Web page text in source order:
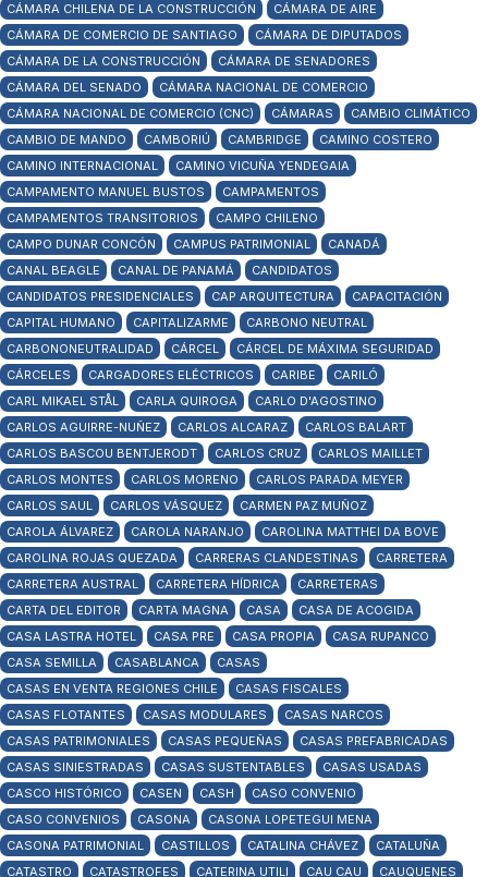
CÁMARA CHILENA DE LA CONSTRUCCIÓN
CÁMARA DE AIRE
CÁMARA DE COMERCIO DE SANTIAGO
CÁMARA DE DIPUTADOS
CÁMARA DE LA CONSTRUCCIÓN
CÁMARA DE SENADORES
CÁMARA DEL SENADO
CÁMARA NACIONAL DE COMERCIO
CÁMARA NACIONAL DE COMERCIO (CNC)
CÁMARAS
CAMBIO CLIMÁTICO
CAMBIO DE MANDO
CAMBORIÚ CAMBRIDGE
CAMINO COSTERO
CAMINO INTERNACIONAL
CAMINO VICUÑA YENDEGAIA
CAMPAMENTO MANUEL BUSTOS
CAMPAMENTOS
CAMPAMENTOS TRANSITORIOS
CAMPO CHILENO
CAMPO DUNAR CONCÓN
CAMPUS PATRIMONIAL
CANADÁ
CANAL BEAGLE
CANAL DE PANAMÁ
CANDIDATOS
CANDIDATOS PRESIDENCIALES
CAP ARQUITECTURA
CAPACITACIÓN
CAPITAL HUMANO
CAPITALIZARME
CARBONO NEUTRAL
CARBONONEUTRALIDAD
CÁRCEL
CÁRCEL DE MÁXIMA SEGURIDAD
CÁRCELES
CARGADORES ELÉCTRICOS CARIBE
CARILÓ
CARL MIKAEL STÅL
CARLA QUIROGA
CARLO D'AGOSTINO
CARLOS AGUIRRE-NUÑEZ
CARLOS ALCARAZ
CARLOS BALART
CARLOS BASCOU BENTJERODT
CARLOS CRUZ
CARLOS MAILLET
CARLOS MONTES
CARLOS MORENO
CARLOS PARADA MEYER
CARLOS SAUL
CARLOS VÁSQUEZ
CARMEN PAZ MUÑOZ
CAROLA ÁLVAREZ
CAROLA NARANJO
CAROLINA MATTHEI DA BOVE
CAROLINA ROJAS QUEZADA
CARRERAS CLANDESTINAS
CARRETERA
CARRETERA AUSTRAL
CARRETERA HÍDRICA
CARRETERAS
CARTA DEL EDITOR
CARTA MAGNA CASA
CASA DE ACOGIDA
CASA LASTRA HOTEL
CASA PRE CASA PROPIA
CASA RUPANCO
CASA SEMILLA
CASABLANCA
CASAS
CASAS EN VENTA REGIONES CHILE
CASAS FISCALES
CASAS FLOTANTES
CASAS MODULARES
CASAS NARCOS
CASAS PATRIMONIALES
CASAS PEQUEÑAS
CASAS PREFABRICADAS
CASAS SINIESTRADAS
CASAS SUSTENTABLES
CASAS USADAS
CASCO HISTÓRICO
CASEN CASH
CASO CONVENIO
CASO CONVENIOS
CASONA
CASONA LOPETEGUI MENA
CASONA PATRIMONIAL
CASTILLOS CATALINA CHÁVEZ
CATALUÑA
CATASTRO
CATASTROFES CATERINA UTILI CAU CAU
CAUQUENES